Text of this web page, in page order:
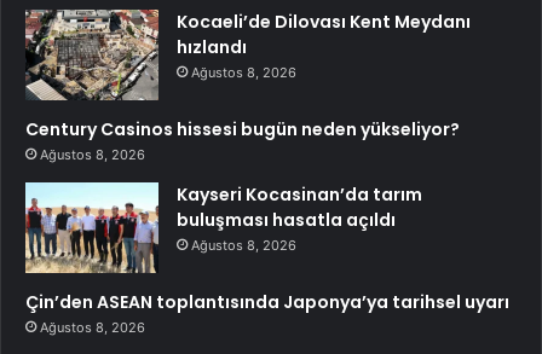
Kocaeli’de Dilovası Kent Meydanı
hızlandı
Ağustos 8, 2026
Century Casinos hissesi bugün neden yükseliyor?
Ağustos 8, 2026
Kayseri Kocasinan’da tarım
buluşması hasatla açıldı
Ağustos 8, 2026
Çin’den ASEAN toplantısında Japonya’ya tarihsel uyarı
Ağustos 8, 2026